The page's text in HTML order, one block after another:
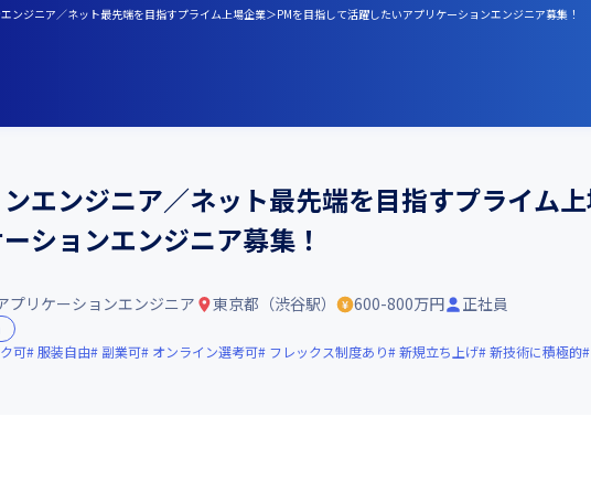
ジニア／ネット最先端を目指すプライム上場企業＞PMを目指して活躍したいアプリケーションエンジニア募集！
エンジニア／ネット最先端を目指すプライム
ションエンジニア募集！
プリケーションエンジニア 東京都（渋谷駅） 600-800万円 正社員
可 服装自由 副業可 オンライン選考可 フレックス制度あり 新規立ち上げ 新技術に積極的